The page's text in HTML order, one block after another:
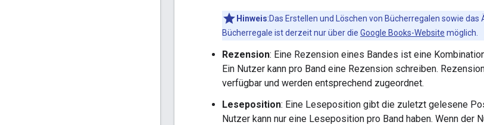
Hinweis:Das Erstellen und Löschen von Bücherregalen sowie
Bücherregale ist derzeit nur über die Google Books-Website möglich.
Rezension: Eine Rezension eines Bandes ist eine
Ein Nutzer kann pro Band eine Rezension schreiben.
verfügbar und werden entsprechend zugeordnet.
Leseposition: Eine Leseposition gibt die zuletzt gelesene
Nutzer kann nur eine Leseposition pro Band haben. Wenn der